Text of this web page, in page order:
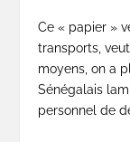
Ce « papier »
transports,
moyens, on a
Sénégalais
personnel de